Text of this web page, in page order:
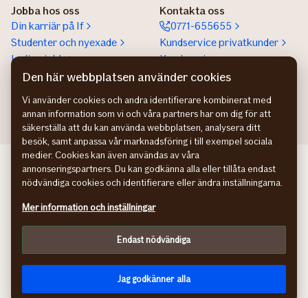
Jobba hos oss
Din karriär på If
Studenter och nyexade
Lediga jobb
Kontakta oss
0771-655655
Kundservice privatkunder
Kundservice
företagskunder
If Skadeforsikring NO
If Skadeforsikring DK
Hantering av personuppgifter
Information om tillgänglighet
Cookies
Anpassa
facebook
instagram
linkedin
youtube
Den här webbplatsen använder cookies
Vi använder cookies och andra identifierare kombinerat med
annan information som vi och våra partners har om dig för att
säkerställa att du kan använda webbplatsen, analysera ditt
besök, samt anpassa vår marknadsföring i till exempel sociala
medier. Cookies kan även användas av våra
annonseringspartners. Du kan godkänna alla eller tillåta endast
nödvändiga cookies och identifierare eller ändra inställningarna.
Mer information och inställningar
Endast nödvändiga
Jag godkänner alla